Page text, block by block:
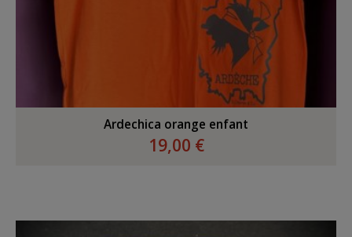
Ardechica orange enfant
19,00 €